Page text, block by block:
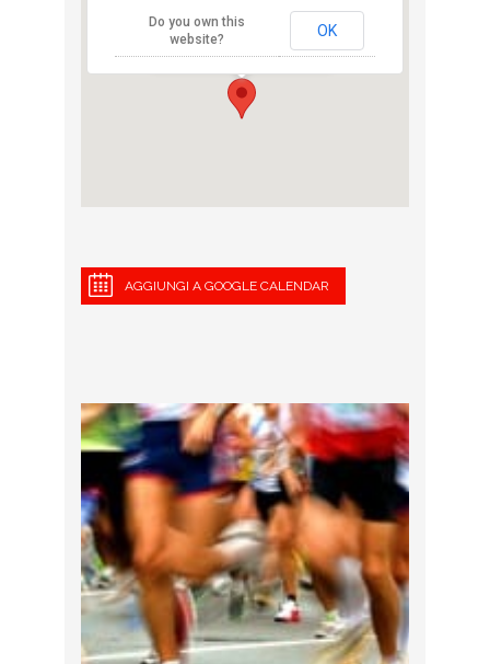
Via Cimabue - Milano
View Eventi
Do you own this
website?
OK
AGGIUNGI A GOOGLE CALENDAR